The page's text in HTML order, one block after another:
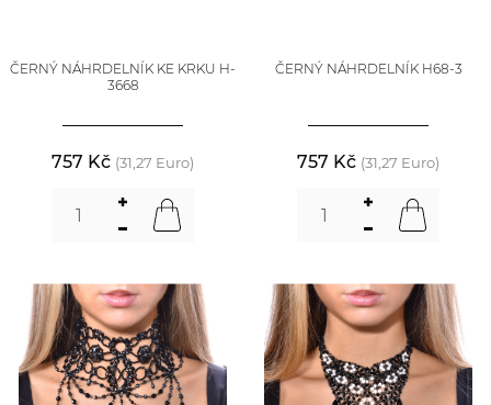
ČERNÝ NÁHRDELNÍK KE KRKU H-
3668
757 Kč (31,27 Euro)
ČERNÝ NÁHRDELNÍK H68-3
757 Kč (31,27 Euro)